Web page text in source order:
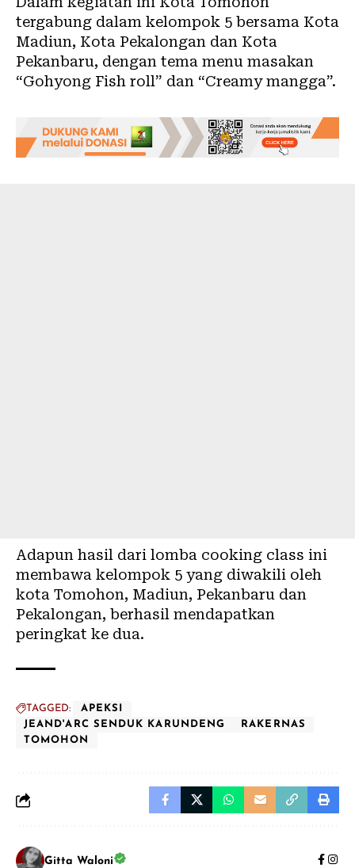
tergabung dalam kelompok 5 bersama Kota
Madiun, Kota Pekalongan dan Kota
Pekanbaru, dengan tema menu masakan
“Gohyong Fish roll” dan “Creamy mangga”.
Adapun hasil dari lomba cooking class ini
membawa kelompok 5 yang diwakili oleh
kota Tomohon, Madiun, Pekanbaru dan
Pekalongan, berhasil mendapatkan
peringkat ke dua.
TAGGED:
APEKSI
JEAND'ARC SENDUK KARUNDENG
RAKERNAS
TOMOHON
Gitta Waloni